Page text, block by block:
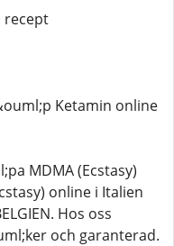
recept
Ketamin online
MDMA (Ecstasy)
online i Italien
Hos oss
och garanterad.